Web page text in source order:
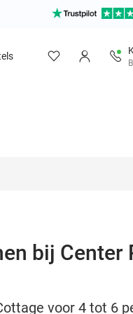
bij Center
voor 4 tot 6